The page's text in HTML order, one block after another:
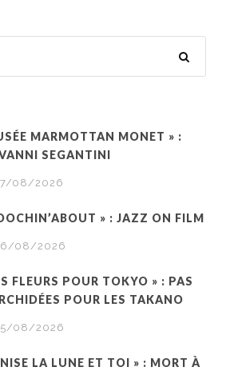
MARMOTTAN MONET » :
SEGANTINI
08/2026
» : JAZZ ON FILM
08/2026
FLEURS POUR TOKYO » : PAS
POUR LES TAKANO
08/2026
LA LUNE ET TOI » : MORT À